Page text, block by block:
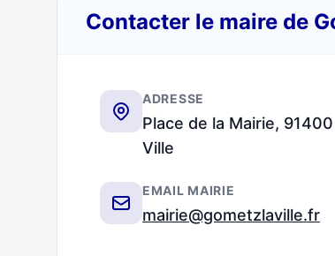
Contacter le maire de
ADRESSE
Place de la Mairie,
Ville
EMAIL MAIRIE
mairie@gometzlaville.fr